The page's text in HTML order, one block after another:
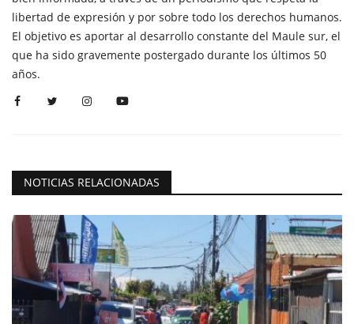
libertad de expresión y por sobre todo los derechos humanos.
El objetivo es aportar al desarrollo constante del Maule sur, el
que ha sido gravemente postergado durante los últimos 50
años.
NOTICIAS RELACIONADAS